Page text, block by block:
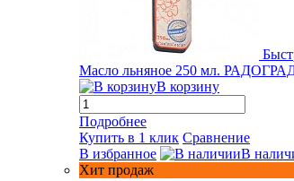
Масло льняное 250 мл.
В корзину
Подробнее
Купить в 1 клик Сравнение
В избранное
В
Хит продаж